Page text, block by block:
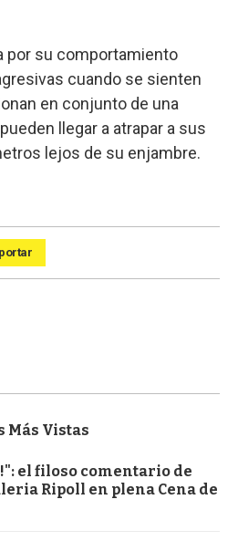
por su comportamiento
cuando se sienten
en conjunto de una
llegar a atrapar a sus
lejos de su enjambre.
Más Vistas
el filoso comentario de
Ripoll en plena Cena de